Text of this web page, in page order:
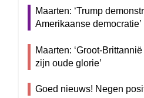
Maarten: ‘Trump
Amerikaanse democratie’
Maarten: ‘Groot-
zijn oude glorie’
Goed nieuws! Negen